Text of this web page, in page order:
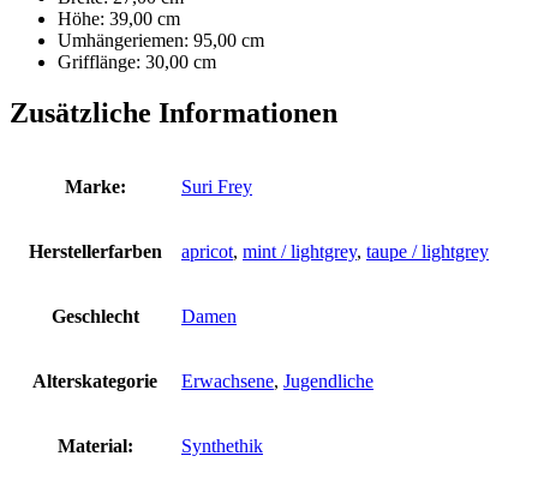
Höhe: 39,00 cm
Umhängeriemen: 95,00 cm
Grifflänge: 30,00 cm
Zusätzliche Informationen
Marke: Suri Frey
Herstellerfarben apricot, mint / lightgrey, taupe / lightgrey
Geschlecht Damen
Alterskategorie Erwachsene, Jugendliche
Material: Synthethik